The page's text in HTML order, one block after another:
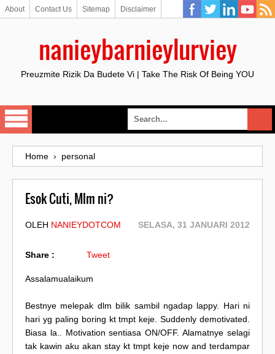
About Contact Us Sitemap Disclaimer
nanieybarnieylurviey
Preuzmite Rizik Da Budete Vi | Take The Risk Of Being YOU
Home › personal
Esok Cuti, Mlm ni?
OLEH NANIEYDOTCOM SELASA, 31 JANUARI 2012
Share : Tweet
Assalamualaikum
Bestnye melepak dlm bilik sambil ngadap lappy. Hari ni
hari yg paling boring kt tmpt keje. Suddenly demotivated.
Biasa la.. Motivation sentiasa ON/OFF. Alamatnye selagi
tak kawin aku akan stay kt tmpt keje now and terdampar